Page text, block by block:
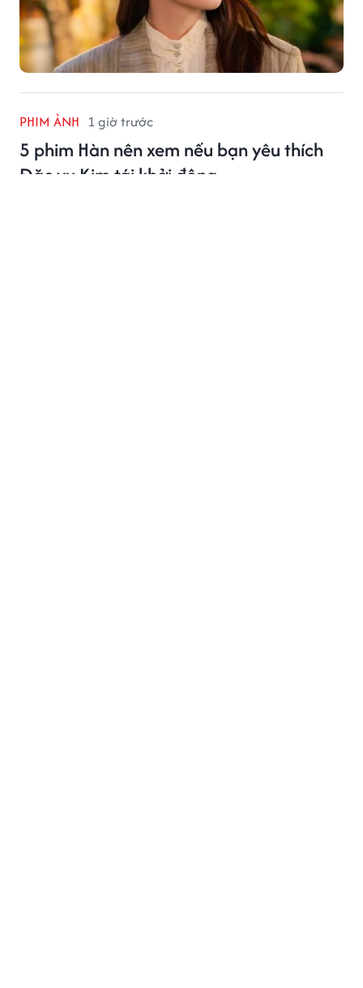
PHIM ẢNH 1 giờ trước
5 phim Hàn nên xem nếu bạn yêu thích
Đặc vụ Kim tái khởi động